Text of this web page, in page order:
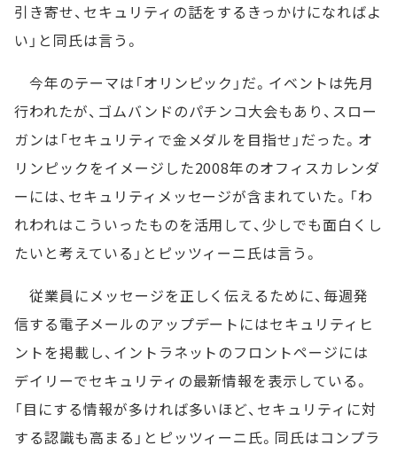
引き寄せ、セキュリティの話をするきっかけになればよ
い」と同氏は言う。
今年のテーマは「オリンピック」だ。イベントは先月
行われたが、ゴムバンドのパチンコ大会もあり、スロー
ガンは「セキュリティで金メダルを目指せ」だった。オ
リンピックをイメージした2008年のオフィスカレンダ
ーには、セキュリティメッセージが含まれていた。「わ
れわれはこういったものを活用して、少しでも面白くし
たいと考えている」とピッツィーニ氏は言う。
従業員にメッセージを正しく伝えるために、毎週発
信する電子メールのアップデートにはセキュリティヒ
ントを掲載し、イントラネットのフロントページには
デイリーでセキュリティの最新情報を表示している。
「目にする情報が多ければ多いほど、セキュリティに対
する認識も高まる」とピッツィーニ氏。同氏はコンプラ